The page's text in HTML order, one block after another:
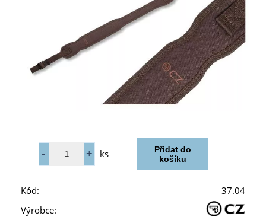
ks
Kód:
37.04
Výrobce: